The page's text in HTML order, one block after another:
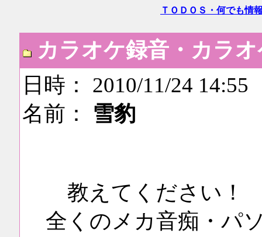
ＴＯＤＯＳ・何でも情
カラオケ録音・カラ
日時： 2010/11/24 14:55
名前： 雪豹
教えてください！
全くのメカ音痴・パ